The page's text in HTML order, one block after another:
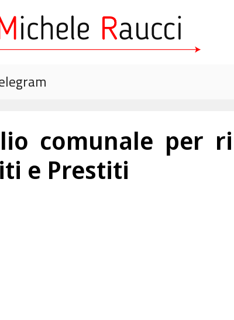
comunale per
e Prestiti